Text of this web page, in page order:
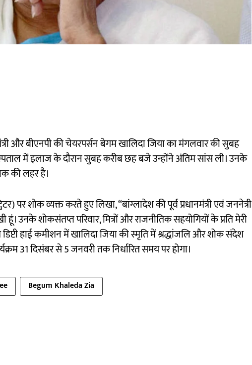
और बीएनपी की चेयरपर्सन बेगम खालिदा जिया का मंगलवार की सुबह
में इलाज के दौरान सुबह करीब छह बजे उन्होंने अंतिम सांस ली। उनके
की लहर है।
पर शोक व्यक्त करते हुए लिखा, “बांग्लादेश की पूर्व प्रधानमंत्री एवं जननेत्री
उनके शोकसंतप्त परिवार, मित्रों और राजनीतिक सहयोगियों के प्रति मेरी
हाई कमीशन में खालिदा जिया की स्मृति में श्रद्धांजलि और शोक संदेश
31 दिसंबर से 5 जनवरी तक निर्धारित समय पर होगा।
Begum Khaleda Zia